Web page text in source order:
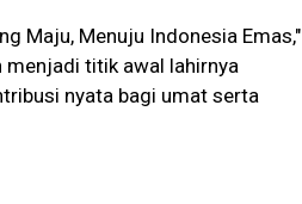
Maju, Menuju Indonesia Emas,"
menjadi titik awal lahirnya
nyata bagi umat serta